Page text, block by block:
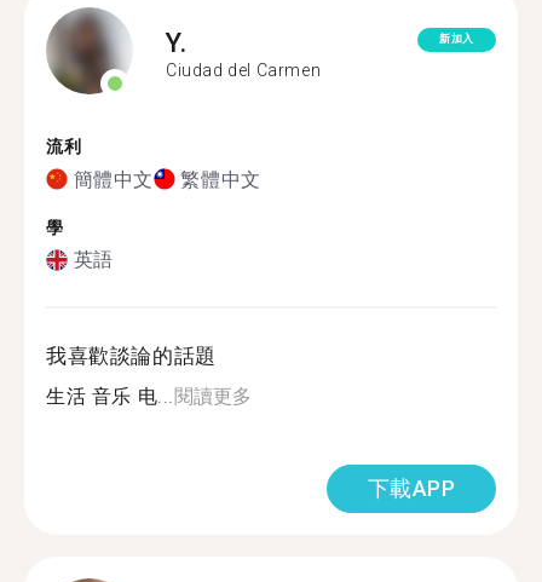
Y.
Ciudad del Carmen
新加入
流利
簡體中文 繁體中文
學
英語
我喜歡談論的話題
生活 音乐 电...閱讀更多
下載APP